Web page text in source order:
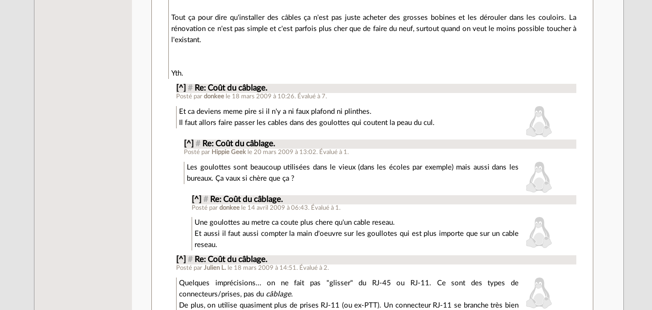
Tout ça pour dire qu'installer des câbles ça n'est pas juste acheter des grosses bobines et les dérouler dans les couloirs. La
rénovation ce n'est pas simple et c'est parfois plus cher que de faire du neuf, surtout quand on veut le moins possible toucher à
l'existant.
Yth.
[^] # Re: Coût du câblage.
Posté pardonkee le 18 mars 2009 à 10:26. Évalué à7.
Et ca deviens meme pire si il n'y a ni faux plafond ni plinthes.
Il faut allors faire passer les cables dans des goulottes qui coutent la peau du cul.
[^] # Re: Coût du câblage.
Posté par Hippie Geek le 20 mars 2009 à 13:02. Évalué à 1 .
Les goulottes sont beaucoup utilisées dans le vieux (dans les écoles par exemple) mais aussi dans les
bureaux. Ça vaux si chère que ça ?
[^] # Re: Coût du câblage.
Posté pardonkee le 14 avril 2009 à 06:43. Évalué à 1 .
Une goulottes au metre ca coute plus chere qu'un cable reseau.
Et aussi il faut aussi compter la main d'oeuvre sur les goullotes qui est plus importe que sur un cable
reseau.
[^] # Re: Coût du câblage.
Posté parJulien L. le 18 mars 2009 à 14:51. Évalué à2.
Quelques imprécisions... on ne fait pas "glisser" du RJ-45 ou RJ-11. Ce sont des types de
connecteurs/prises, pas du câblage.
De plus, on utilise quasiment plus de prises RJ-11 (ou ex-PTT). Un connecteur RJ-11 se branche très bien